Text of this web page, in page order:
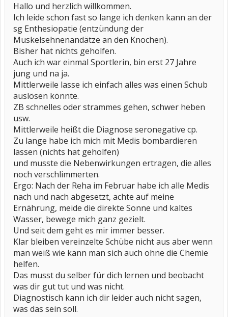
Hallo und herzlich willkommen.
Ich leide schon fast so lange ich denken kann an der
sg Enthesiopatie (entzündung der
Muskelsehnenandätze an den Knochen).
Bisher hat nichts geholfen.
Auch ich war einmal Sportlerin, bin erst 27 Jahre
jung und na ja.
Mittlerweile lasse ich einfach alles was einen Schub
auslösen könnte.
ZB schnelles oder strammes gehen, schwer heben
usw.
Mittlerweile heißt die Diagnose seronegative cp.
Zu lange habe ich mich mit Medis bombardieren
lassen (nichts hat geholfen)
und musste die Nebenwirkungen ertragen, die alles
noch verschlimmerten.
Ergo: Nach der Reha im Februar habe ich alle Medis
nach und nach abgesetzt, achte auf meine
Ernährung, meide die direkte Sonne und kaltes
Wasser, bewege mich ganz gezielt.
Und seit dem geht es mir immer besser.
Klar bleiben vereinzelte Schübe nicht aus aber wenn
man weiß wie kann man sich auch ohne die Chemie
helfen.
Das musst du selber für dich lernen und beobacht
was dir gut tut und was nicht.
Diagnostisch kann ich dir leider auch nicht sagen,
was das sein soll.